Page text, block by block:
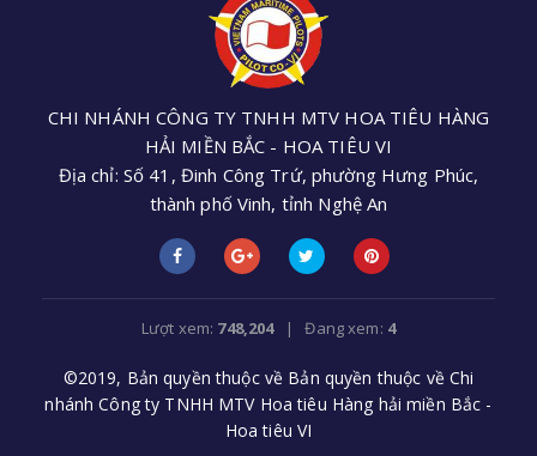
CHI NHÁNH CÔNG TY TNHH MTV HOA TIÊU HÀNG
HẢI MIỀN BẮC - HOA TIÊU VI
Địa chỉ: Số 41, Đinh Công Trứ, phường Hưng Phúc,
thành phố Vinh, tỉnh Nghệ An
Điện thoại: +84 (0238) 3552 305 - Email:
cnhoatieu6@gmail.com
Lượt xem: 748,204| Đang xem: 4
©2019, Bản quyền thuộc về Bản quyền thuộc về Chi
nhánh Công ty TNHH MTV Hoa tiêu Hàng hải miền Bắc -
Hoa tiêu VI